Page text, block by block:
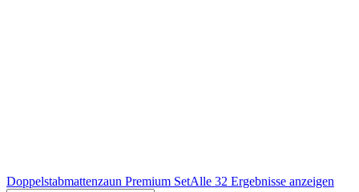
Doppelstabmattenzaun Premium SetAlle 32 Ergebnisse anzeigen